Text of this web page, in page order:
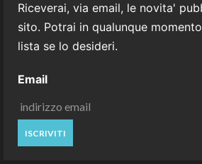
Riceverai, via email, le novita'
sito. Potrai in qualunque
lista se lo desideri.
Email